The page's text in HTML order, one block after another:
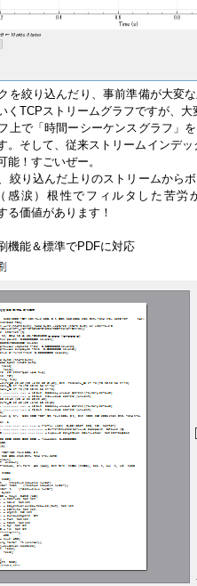
を絞り込んだり、事前準備が大変
くTCPストリームグラフですが、
上で「時間ーシーケンスグラフ」
。そして、従来ストリームインデ
能！すごいぜー。
絞り込んだ上りのストリームから
感涙）根性でフィルタした苦労
る価値があります！
機能＆標準でPDFに対応